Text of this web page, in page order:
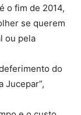
o fim de 2014,
se querem
ou pela
do
Jucepar”,